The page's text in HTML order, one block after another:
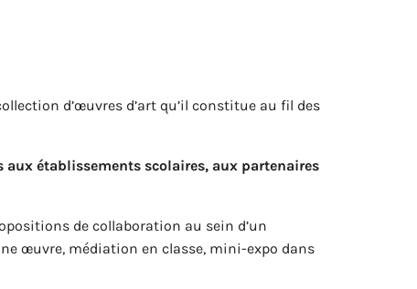
d’œuvres d’art qu’il constitue au fil des
aux établissements scolaires, aux partenaires
de collaboration au sein d’un
œuvre, médiation en classe, mini-expo dans